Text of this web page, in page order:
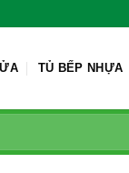
TỦ BẾP NHỰA